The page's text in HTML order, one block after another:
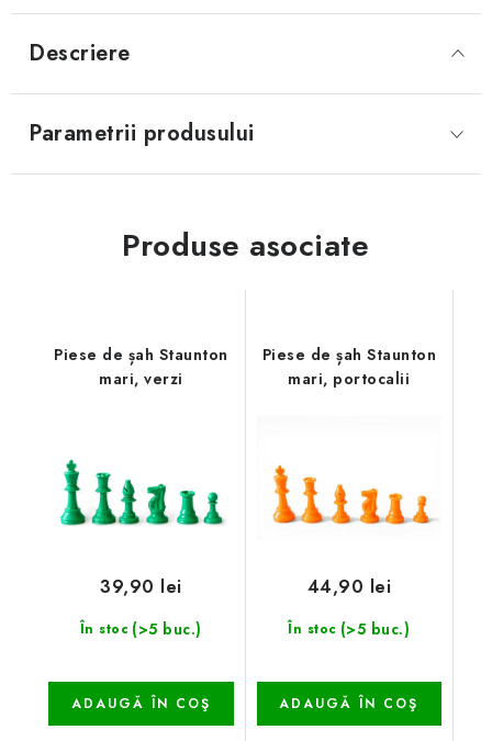
Descriere
Parametrii produsului
Produse asociate
Piese de șah Staunton
mari, verzi
În stoc (>5 buc.)
39,90 lei
ADAUGĂ ÎN COŞ
Piese de șah Staunton
mari, portocalii
În stoc (>5 buc.)
44,90 lei
ADAUGĂ ÎN COŞ